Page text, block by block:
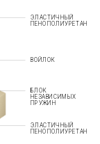
ЭЛАСТИЧНЫЙ
ПЕНОПОЛИУРЕТАН
ВОЙЛОК
БЛОК
НЕЗАВИСИМЫХ
ПРУЖИН
ЭЛАСТИЧНЫЙ
ПЕНОПОЛИУРЕТАН